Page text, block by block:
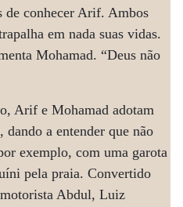
de conhecer Arif. Ambos
em nada suas vidas.
Mohamad. “Deus não
Arif e Mohamad adotam
a entender que não
exemplo, com uma garota
pela praia. Convertido
Abdul, Luiz